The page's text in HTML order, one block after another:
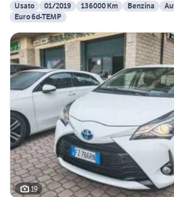
Usato
01/2019 136000 Km Benzina
Euro 6d-TEMP
19